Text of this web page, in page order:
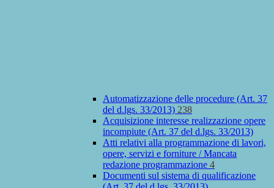
Automatizzazione delle procedure (Art. 37
del d.lgs. 33/2013) 238
Acquisizione interesse realizzazione opere
incompiute (Art. 37 del d.lgs. 33/2013)
Atti relativi alla programmazione di lavori,
opere, servizi e forniture / Mancata
redazione programmazione 4
Documenti sul sistema di qualificazione